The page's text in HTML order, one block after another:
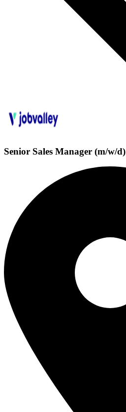
Senior Sales Manager (m/w/d)